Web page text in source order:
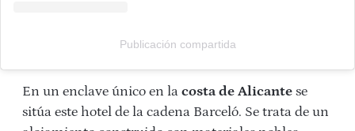
Publicación compartida
En un enclave único en la costa de Alicante se
sitúa este hotel de la cadena Barceló. Se trata de un